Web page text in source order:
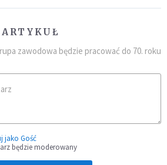
zawodowa będzie pracować do 70. roku
jako Gość
będzie moderowany